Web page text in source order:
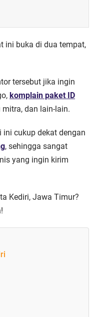
ini buka di dua tempat,
tersebut jika ingin
komplain paket ID
dan lain-lain.
ini cukup dekat dengan
, sehingga sangat
yang ingin kirim
Kediri, Jawa Timur?